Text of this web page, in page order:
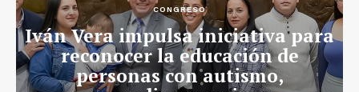
CONGRESO
Iván Vera impulsa iniciativa para
reconocer la educación de
personas con autismo,